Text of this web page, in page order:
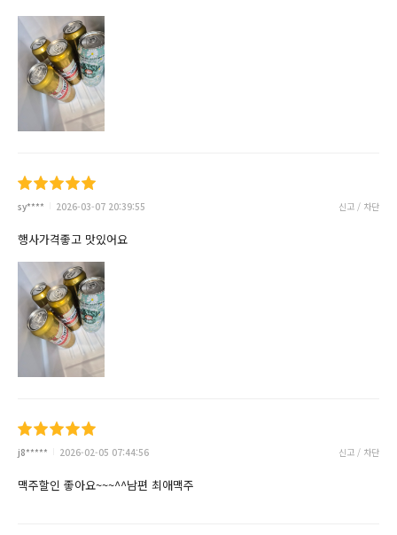
sy**** 2026-03-07 20:39:55 신고 / 차단
행사가격좋고 맛있어요
j8***** 2026-02-05 07:44:56 신고 / 차단
맥주할인 좋아요~~~^^남편 최애맥주